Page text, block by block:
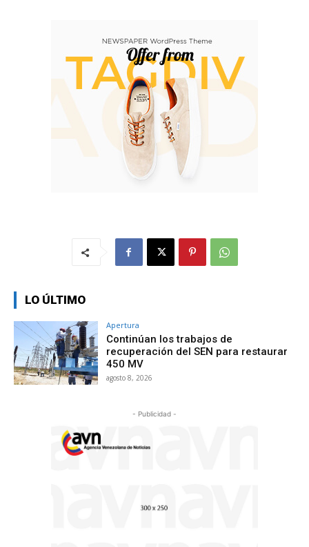
LO ÚLTIMO
Apertura
Continúan los trabajos de
recuperación del SEN para restaurar
450 MV
agosto 8, 2026
- Publicidad -